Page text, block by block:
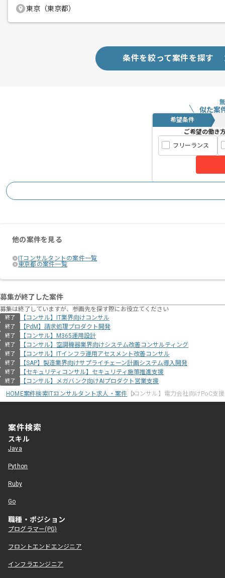
東京（東京都）
条件を絞って案件を探す
似た案
希望条件
ご希望の働き
フリーランス
他の案件を見る
ITコンサルタントの案件一覧
東京都の案件一覧
募集が終了した案件
募集は終了していますが、参画先を探す際にお役立てください
終了 【コンサル】IT業界向けコンサル
終了 【PdM】請求処理プロダクト開発
終了 【コンサル】M365運用設計
終了 【コンサル】空調機器業界向けシステム改善コンサルティング
終了 【コンサル】ITインフラ運用アセスメント改善コンサル
終了 【SAP】製造業界向けサプライチェーン計画システム導入開発
終了 【セキュリティコンサル】セキュリティ施策推進支援
終了
【コンサル】メガバンク向けAIプロダクト営業支援
HOME案件検索ITコンサルタント求人・案件 【コンサル】電力会社向けPoC支
案件検索
スキル
Java
Python
Ruby
Go
職種・ポジション
プログラマー(PG)
フロントエンドエンジニア
インフラエンジニア